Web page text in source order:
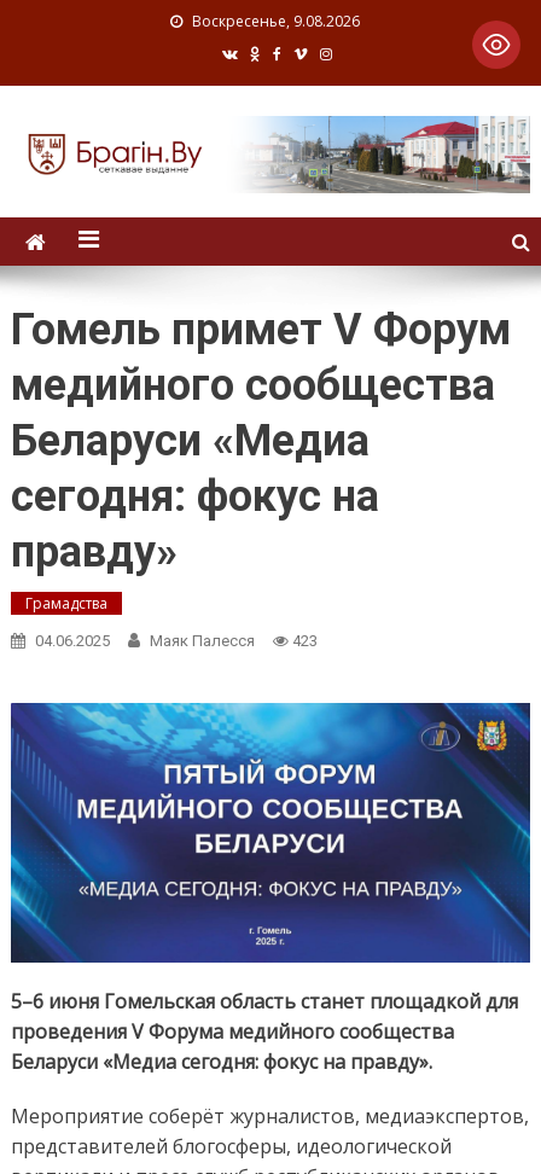
Воскресенье, 9.08.2026
Гомель примет V Форум
медийного сообщества
Беларуси «Медиа
сегодня: фокус на
правду»
Грамадства
04.06.2025 Маяк Палесся 423
5–6 июня Гомельская область станет площадкой для
проведения V Форума медийного сообщества
Беларуси «Медиа сегодня: фокус на правду».
Мероприятие соберёт журналистов, медиаэкспертов,
представителей блогосферы, идеологической